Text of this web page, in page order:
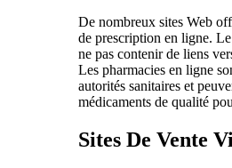
De nombreux sites Web
de prescription en ligne.
ne pas contenir de liens
Les pharmacies en ligne
autorités sanitaires et
médicaments de qualité
Sites De Vente